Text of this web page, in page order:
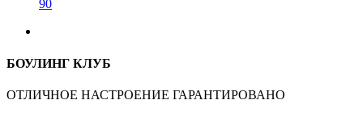
90
БОУЛИНГ КЛУБ
ОТЛИЧНОЕ НАСТРОЕНИЕ ГАРАНТИРОВАНО